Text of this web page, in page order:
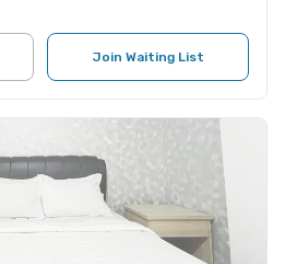
Join Waiting List